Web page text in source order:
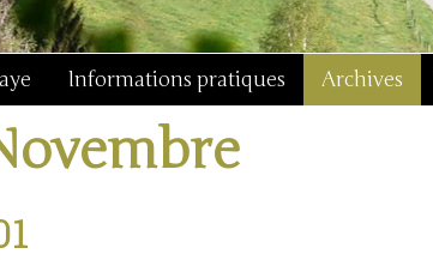
Informations pratiques Archives